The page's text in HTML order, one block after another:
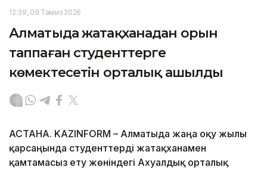
12:39, 09 Тамыз 2026
Алматыда жатақханадан орын
таппаған студенттерге
көмектесетін орталық ашылды
АСТАНА. KAZINFORM – Алматыда жаңа оқу жылы
қарсаңында студенттерді жатақханамен
қамтамасыз ету жөніндегі Ахуалдық орталық